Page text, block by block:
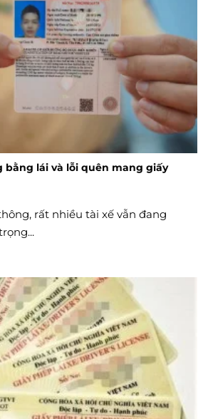
bằng lái và lỗi quên mang giấy
rất nhiều tài xế vẫn đang